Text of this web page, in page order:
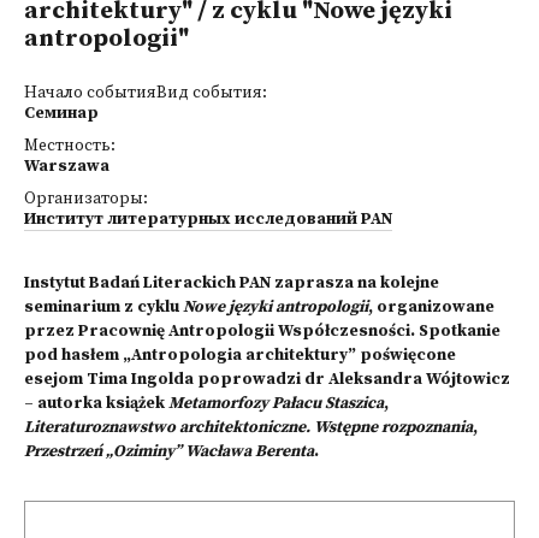
architektury" / z cyklu "Nowe języki
antropologii"
Начало событияВид события:
Семинар
Местность:
Warszawa
Организаторы:
Институт литературных исследований PAN
Instytut Badań Literackich PAN zaprasza na kolejne
seminarium z cykluNowe języki antropologii, organizowane
przez Pracownię Antropologii Współczesności. Spotkanie
pod hasłem „Antropologia architektury” poświęcone
esejom Tima Ingolda poprowadzi dr Aleksandra Wójtowicz
– autorka książekMetamorfozy Pałacu Staszica,
Literaturoznawstwo architektoniczne. Wstępne rozpoznania,
Przestrzeń „Oziminy” Wacława Berenta.